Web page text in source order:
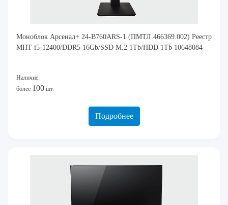
Моноблок Арсенал+ 24-B760ARS-1 (ПМТЛ.466369.002) Реестр
МПТ i5-12400/DDR5 16Gb/SSD M.2 1Tb/HDD 1Tb 10648084
Наличие:
более 100 шт.
Подробнее